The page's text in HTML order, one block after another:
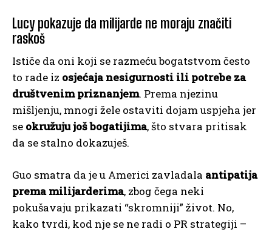
Lucy pokazuje da milijarde ne moraju značiti
raskoš
Ističe da oni koji se razmeću bogatstvom često
to rade iz osjećaja nesigurnosti ili potrebe za
društvenim priznanjem. Prema njezinu
mišljenju, mnogi žele ostaviti dojam uspjeha jer
se okružuju još bogatijima, što stvara pritisak
da se stalno dokazuješ.
Guo smatra da je u Americi zavladala antipatija
prema milijarderima, zbog čega neki
pokušavaju prikazati “skromniji” život. No,
kako tvrdi, kod nje se ne radi o PR strategiji –